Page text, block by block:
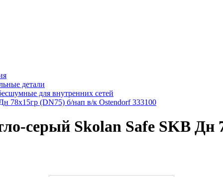
детали
для внутренних сетей
78х15гр (DN75) б/нап в/к Ostendorf 333100
серый Skolan Safe SKB Дн